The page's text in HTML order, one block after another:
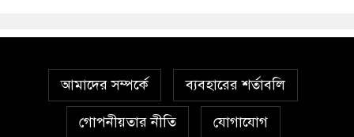
আমাদের সম্পর্কে ব্যবহারের শর্তাবলি
গোপনীয়তার নীতি যোগাযোগ